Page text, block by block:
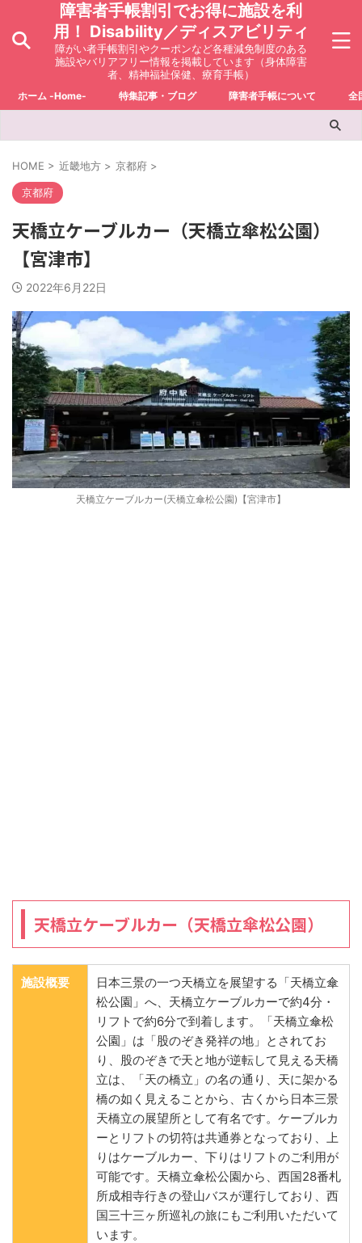
障害者手帳割引でお得に施設を利
用！ Disability／ディスアビリティ
障がい者手帳割引やクーポンなど各種減免制度のある
施設やバリアフリー情報を掲載しています（身体障害
者、精神福祉保健、療育手帳）
ホーム -Home- 特集記事・ブログ 障害者手帳について 全
HOME > 近畿地方 > 京都府 >
京都府
天橋立ケーブルカー（天橋立傘松公園）
【宮津市】
2022年6月22日
天橋立ケーブルカー(天橋立傘松公園)【宮津市】
天橋立ケーブルカー（天橋立傘松公園）
施設概要
日本三景の一つ天橋立を展望する「天橋立傘
松公園」へ、天橋立ケーブルカーで約4分・
リフトで約6分で到着します。「天橋立傘松
公園」は「股のぞき発祥の地」とされてお
り、股のぞきで天と地が逆転して見える天橋
立は、「天の橋立」の名の通り、天に架かる
橋の如く見えることから、古くから日本三景
天橋立の展望所として有名です。ケーブルカ
ーとリフトの切符は共通券となっており、上
りはケーブルカー、下りはリフトのご利用が
可能です。天橋立傘松公園から、西国28番札
所成相寺行きの登山バスが運行しており、西
国三十三ヶ所巡礼の旅にもご利用いただいて
います。